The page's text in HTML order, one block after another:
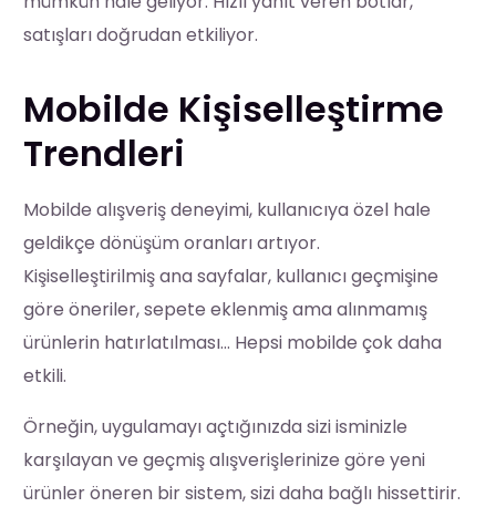
satışları doğrudan etkiliyor.
Mobilde Kişiselleştirme
Trendleri
Mobilde alışveriş deneyimi, kullanıcıya özel hale
geldikçe dönüşüm oranları artıyor.
Kişiselleştirilmiş ana sayfalar, kullanıcı geçmişine
göre öneriler, sepete eklenmiş ama alınmamış
ürünlerin hatırlatılması… Hepsi mobilde çok daha
etkili.
Örneğin, uygulamayı açtığınızda sizi isminizle
karşılayan ve geçmiş alışverişlerinize göre yeni
ürünler öneren bir sistem, sizi daha bağlı hissettirir.